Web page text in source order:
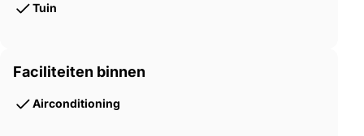
Tuin
Faciliteiten binnen
Airconditioning